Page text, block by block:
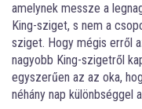
amelynek messze a
King-sziget, s nem a
sziget. Hogy mégis erről
nagyobb King-szigetről
egyszerűen az az oka,
néhány nap különbséggel